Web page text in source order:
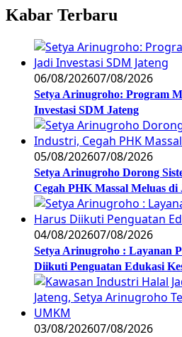
Kabar Terbaru
06/08/202607/08/2026
Setya Arinugroho: Program
Investasi SDM Jateng
05/08/202607/08/2026
Setya Arinugroho Dorong
Cegah PHK Massal Meluas di
04/08/202607/08/2026
Setya Arinugroho : Layanan
Diikuti Penguatan Edukasi
03/08/202607/08/2026